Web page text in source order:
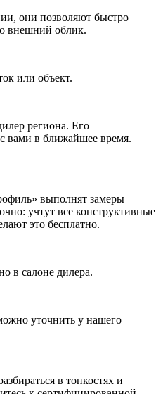
они позволяют быстро
внешний облик.
или объект.
региона. Его
с вами в ближайшее время.
выполнят замеры
учтут все конструктивные
это бесплатно.
в салоне дилера.
уточнить у нашего
в тонкостях и